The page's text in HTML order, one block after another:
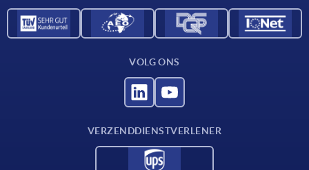
VOLG ONS
VERZENDDIENSTVERLENER